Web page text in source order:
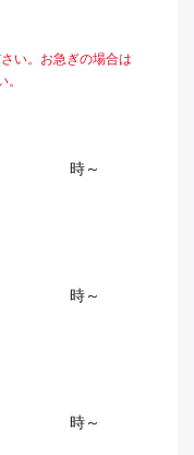
い。お急ぎの場合は
。
時～
時～
時～